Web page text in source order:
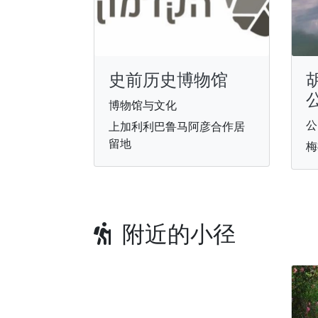
史前历史博物馆
博物馆与文化
上加利利巴鲁马阿彦合作居
留地
附近的小径